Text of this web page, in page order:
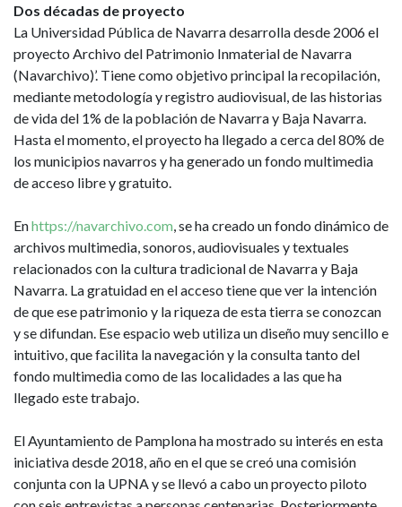
Dos décadas de proyecto
La Universidad Pública de Navarra desarrolla desde 2006 el
proyecto Archivo del Patrimonio Inmaterial de Navarra
(Navarchivo)’. Tiene como objetivo principal la recopilación,
mediante metodología y registro audiovisual, de las historias
de vida del 1% de la población de Navarra y Baja Navarra.
Hasta el momento, el proyecto ha llegado a cerca del 80% de
los municipios navarros y ha generado un fondo multimedia
de acceso libre y gratuito.
Enhttps://navarchivo.com , se ha creado un fondo dinámico de
archivos multimedia, sonoros, audiovisuales y textuales
relacionados con la cultura tradicional de Navarra y Baja
Navarra. La gratuidad en el acceso tiene que ver la intención
de que ese patrimonio y la riqueza de esta tierra se conozcan
y se difundan. Ese espacio web utiliza un diseño muy sencillo e
intuitivo, que facilita la navegación y la consulta tanto del
fondo multimedia como de las localidades a las que ha
llegado este trabajo.
El Ayuntamiento de Pamplona ha mostrado su interés en esta
iniciativa desde 2018, año en el que se creó una comisión
conjunta con la UPNA y se llevó a cabo un proyecto piloto